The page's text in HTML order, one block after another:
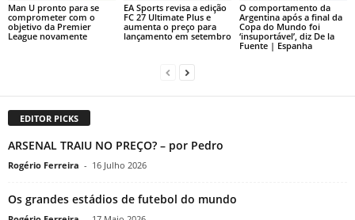
Man U pronto para se
comprometer com o
objetivo da Premier
League novamente
EA Sports revisa a edição
FC 27 Ultimate Plus e
aumenta o preço para
lançamento em setembro
O comportamento da
Argentina após a final da
Copa do Mundo foi
‘insuportável’, diz De la
Fuente | Espanha
EDITOR PICKS
ARSENAL TRAIU NO PREÇO? – por Pedro
Rogério Ferreira - 16 Julho 2026
Os grandes estádios de futebol do mundo